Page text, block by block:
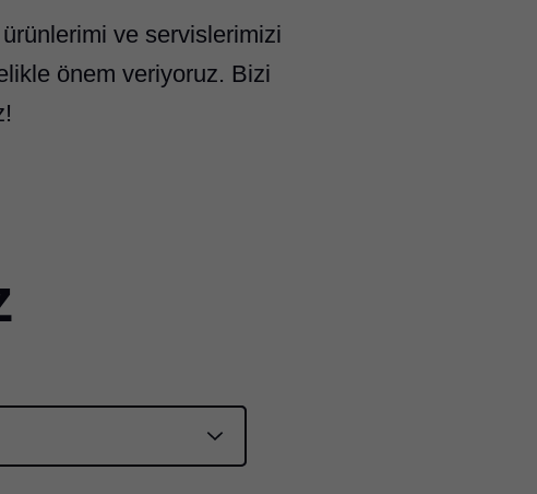
ve servislerimizi
önem veriyoruz. Bizi